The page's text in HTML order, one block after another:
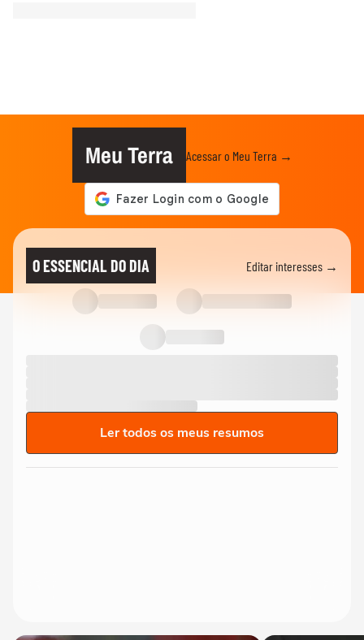
Meu Terra Acessar o Meu Terra →
O ESSENCIAL DO DIA Editar interesses →
Ler todos os meus resumos